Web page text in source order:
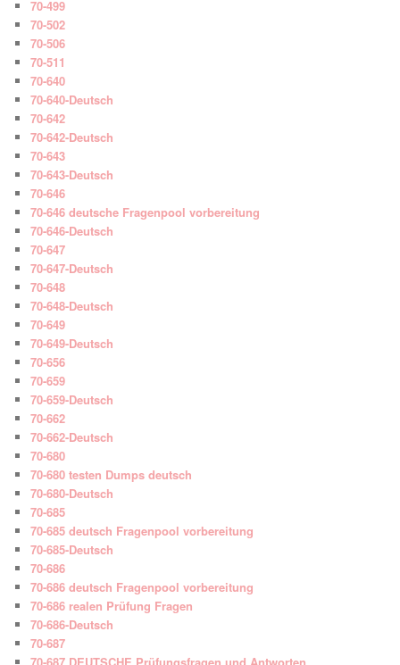
70-499
70-502
70-506
70-511
70-640
70-640-Deutsch
70-642
70-642-Deutsch
70-643
70-643-Deutsch
70-646
70-646 deutsche Fragenpool vorbereitung
70-646-Deutsch
70-647
70-647-Deutsch
70-648
70-648-Deutsch
70-649
70-649-Deutsch
70-656
70-659
70-659-Deutsch
70-662
70-662-Deutsch
70-680
70-680 testen Dumps deutsch
70-680-Deutsch
70-685
70-685 deutsch Fragenpool vorbereitung
70-685-Deutsch
70-686
70-686 deutsch Fragenpool vorbereitung
70-686 realen Prüfung Fragen
70-686-Deutsch
70-687